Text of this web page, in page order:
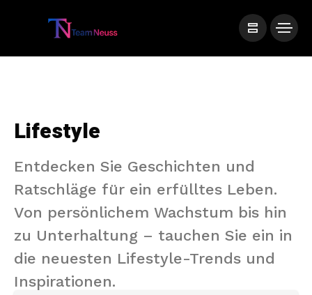
Lifestyle
Entdecken Sie Geschichten und
Ratschläge für ein erfülltes Leben.
Von persönlichem Wachstum bis hin
zu Unterhaltung – tauchen Sie ein in
die neuesten Lifestyle-Trends und
Inspirationen.